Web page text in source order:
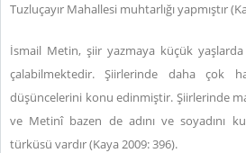
Tuzluçayır Mahallesi muhtarlığı yapmıştır
İsmail Metin, şiir yazmaya küçük yaşlarda
çalabilmektedir. Şiirlerinde daha çok
düşüncelerini konu edinmiştir. Şiirlerinde
ve Metinî bazen de adını ve soyadını
türküsü vardır (Kaya 2009: 396).